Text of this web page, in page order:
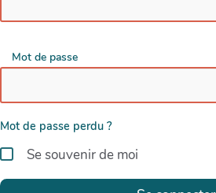
Mot de passe
Mot de passe perdu ?
Se souvenir de moi